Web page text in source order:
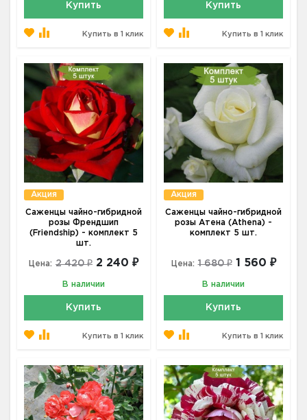
Купить
Купить в 1 клик
Купить
Купить в 1 клик
Акция
Саженцы чайно-гибридной
розы Френдшип
(Friendship) - комплект 5
шт.
Цена: 2 420 ₽ 2 240 ₽
В наличии
Купить
Купить в 1 клик
Акция
Саженцы чайно-гибридной
розы Атена (Athena) -
комплект 5 шт.
Цена: 1 680 ₽ 1 560 ₽
В наличии
Купить
Купить в 1 клик